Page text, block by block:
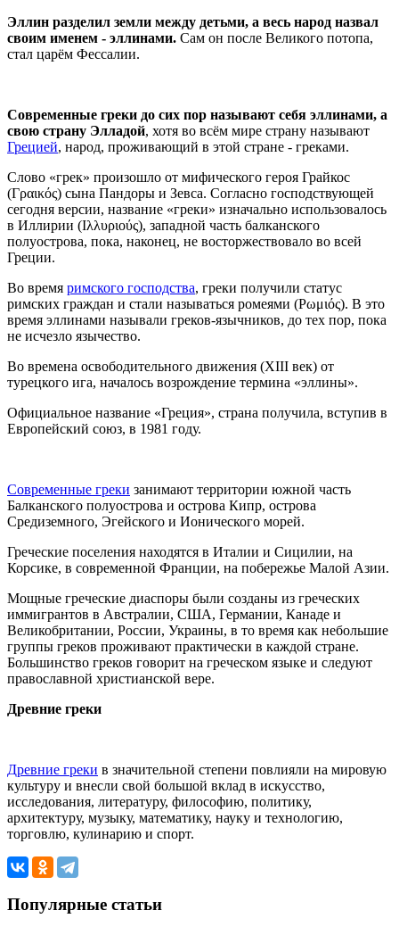
Эллин разделил земли между детьми, а весь народ назвал
своим именем - эллинами. Сам он после Великого потопа,
стал царём Фессалии.
Современные греки до сих пор называют себя эллинами, а
свою страну Элладой, хотя во всём мире страну называют
Грецией, народ, проживающий в этой стране - греками.
Слово «грек» произошло от мифического героя Грайкос
(Γραικός) сына Пандоры и Зевса. Согласно господствующей
сегодня версии, название «греки» изначально использовалось
в Иллирии (Ιλλυριούς), западной часть балканского
полуострова, пока, наконец, не восторжествовало во всей
Греции.
Во время римского господства, греки получили статус
римских граждан и стали называться ромеями (Ρωμιός). В это
время эллинами называли греков-язычников, до тех пор, пока
не исчезло язычество.
Во времена освободительного движения (XIII век) от
турецкого ига, началось возрождение термина «эллины».
Официальное название «Греция», страна получила, вступив в
Европейский союз, в 1981 году.
Современные греки занимают территории южной часть
Балканского полуострова и острова Кипр, острова
Средиземного, Эгейского и Ионического морей.
Греческие поселения находятся в Италии и Сицилии, на
Корсике, в современной Франции, на побережье Малой Азии.
Мощные греческие диаспоры были созданы из греческих
иммигрантов в Австралии, США, Германии, Канаде и
Великобритании, России, Украины, в то время как небольшие
группы греков проживают практически в каждой стране.
Большинство греков говорит на греческом языке и следуют
православной христианской вере.
Древние греки
Древние греки в значительной степени повлияли на мировую
культуру и внесли свой большой вклад в искусство,
исследования, литературу, философию, политику,
архитектуру, музыку, математику, науку и технологию,
торговлю, кулинарию и спорт.
Популярные статьи